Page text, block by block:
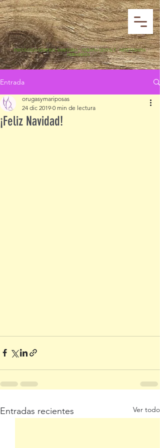
·PSICOLOGÍA GENERAL SANITARIA · TERAPIA GESTALT · ARTETERAPIA
HUMANISTA
Entrada
¡Feliz Navidad!
orugasymariposas
24 dic 2019 0 min de lectura
Entradas recientes Ver todo